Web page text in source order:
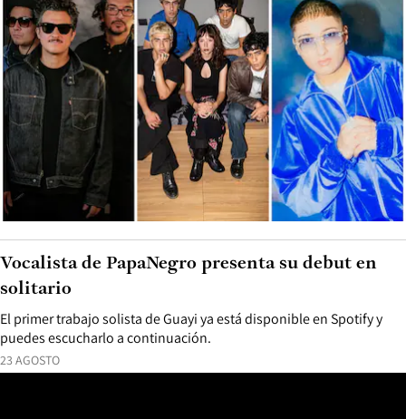
23 AGOSTO
El primer trabajo solista de Guayi ya está disponible en Spotify y
puedes escucharlo a continuación.
Vocalista de PapaNegro presenta su debut en
solitario